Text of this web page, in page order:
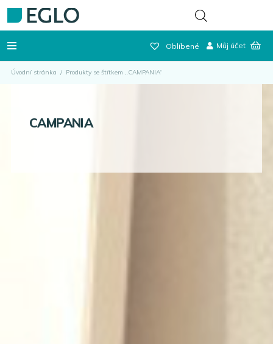
Oblíbené Můj účet
Úvodní stránka / Produkty se štítkem „CAMPANIA“
CAMPANIA